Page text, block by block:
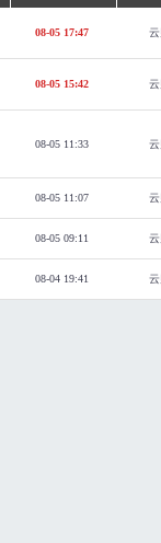
08-05 17:47
08-05 15:42
08-05 11:33
08-05 11:07
08-05 09:11
08-04 19:41